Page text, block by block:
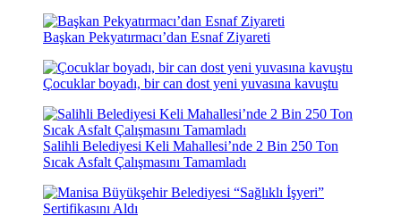
Başkan Pekyatırmacı’dan Esnaf Ziyareti
Çocuklar boyadı, bir can dost yeni yuvasına kavuştu
Salihli Belediyesi Keli Mahallesi’nde 2 Bin 250 Ton
Sıcak Asfalt Çalışmasını Tamamladı